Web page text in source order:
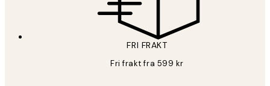
FRI FRAKT
Fri frakt fra 599 kr